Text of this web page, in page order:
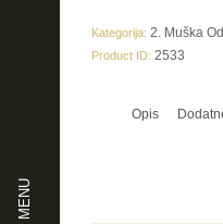
MENU
Kategorija: 2. Muška
Product ID: 2533
Opis